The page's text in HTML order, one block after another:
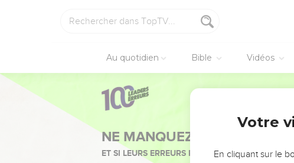
Au quotidien Bible Vidéos
NE MANQUEZ PAS
ET SI LEURS ERREURS POUVAIENT VOUS ÉVITER
Votre
En cliquant sur le